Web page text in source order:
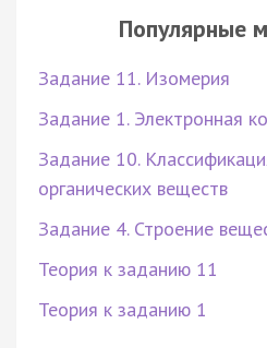
Популярные
Задание 11. Изомерия
Задание 1. Электронная
Задание 10.
органических веществ
Задание 4. Строение
Теория к заданию 11
Теория к заданию 1